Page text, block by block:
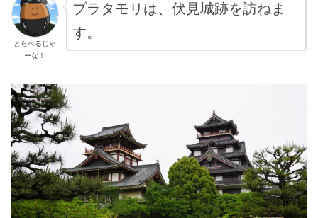
とらべるじゃ
ーな！
ブラタモリは、伏見城跡を訪ねま
す。